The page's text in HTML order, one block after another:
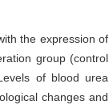
the expression of
group (control
of blood urea
changes and